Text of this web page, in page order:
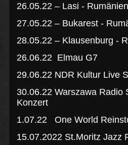
26.05.22 – Lasi - Rumänien
27.05.22 – Bukarest -
28.05.22 – Klausenburg -
26.06.22 Elmau G7
29.06.22 NDR Kultur Live
30.06.22 Warszawa
Konzert
1.07.22 One World
15.07.2022 St.Moritz Jazz